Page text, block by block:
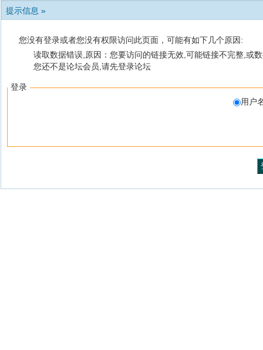
提示信息 »
您没有登录或者您没有权限访问此页面，可能有如下几个原因:
读取数据错误,原因：您要访问的链接无效,可能链接不完整,或
您还不是论坛会员,请先登录论坛
登录
用户